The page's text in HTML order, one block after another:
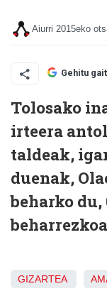
Aiurri 2015eko
Gehitu
Tolosako
irteera
taldeak,
duenak,
beharko du,
GIZARTEA